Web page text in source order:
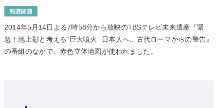
2014年5月14日よる7時58分から放映のTBSテレビ未来遺産 『緊
急！池上彰と考える“巨大噴火” 日本人へ…古代ローマからの警告』
の番組のなかで、赤色立体地図が使われました。